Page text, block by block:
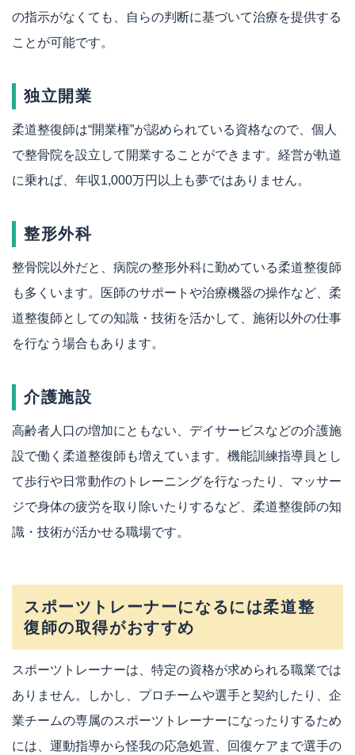
の指示がなくても、自らの判断に基づいて治療を提供する
ことが可能です。
独立開業
柔道整復師は“開業権”が認められている資格なので、個人
で整骨院を設立して開業することができます。経営が軌道
に乗れば、年収1,000万円以上も夢ではありません。
整形外科
整骨院以外だと、病院の整形外科に勤めている柔道整復師
も多くいます。医師のサポートや治療機器の操作など、柔
道整復師としての知識・技術を活かして、施術以外の仕事
を行なう場合もあります。
介護施設
高齢者人口の増加にともない、デイサービスなどの介護施
設で働く柔道整復師も増えています。機能訓練指導員とし
て歩行や日常動作のトレーニングを行なったり、マッサー
ジで身体の疲労を取り除いたりするなど、柔道整復師の知
識・技術が活かせる職場です。
スポーツトレーナーになるには柔道整
復師の取得がおすすめ
スポーツトレーナーは、特定の資格が求められる職業では
ありません。しかし、プロチームや選手と契約したり、企
業チームの専属のスポーツトレーナーになったりするため
には、運動指導から怪我の応急処置、回復ケアまで選手の